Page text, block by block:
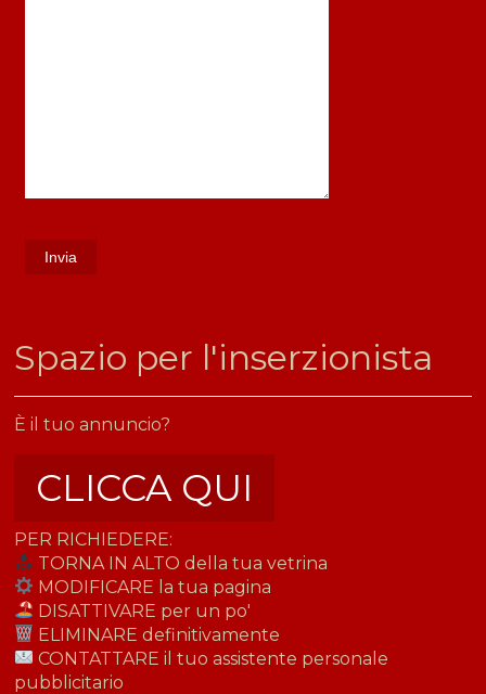
​Spazio per l'inserzionista
È il tuo annuncio?
CLICCA QUI
PER RICHIEDERE:
TORNA IN ALTO della tua vetrina
MODIFICARE la tua pagina
DISATTIVARE per un po'
ELIMINARE definitivamente
CONTATTARE il tuo assistente personale
pubblicitario